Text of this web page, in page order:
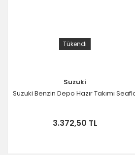
Tükendi
Suzuki
Suzuki Benzin Depo Hazır Takımı
3.372,50 TL